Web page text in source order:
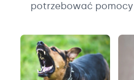
potrzebować